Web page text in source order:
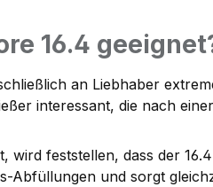
16.4
an Liebhaber
interessant, die nach
feststellen, dass der
Abfüllungen und sorgt